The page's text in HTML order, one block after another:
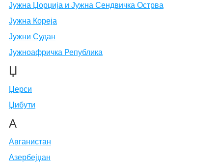
Јужна Џорџија и Јужна Сендвичка Острва
Јужна Кореја
Јужни Судан
Јужноафричка Република
Џ
Џерси
Џибути
А
Авганистан
Азербејџан